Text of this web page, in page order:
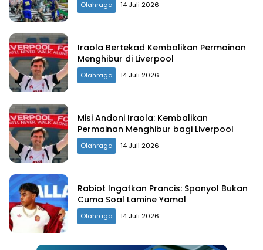
Olahraga 14 Juli 2026
Iraola Bertekad Kembalikan Permainan
Menghibur di Liverpool
Olahraga 14 Juli 2026
Misi Andoni Iraola: Kembalikan
Permainan Menghibur bagi Liverpool
Olahraga 14 Juli 2026
Rabiot Ingatkan Prancis: Spanyol Bukan
Cuma Soal Lamine Yamal
Olahraga 14 Juli 2026